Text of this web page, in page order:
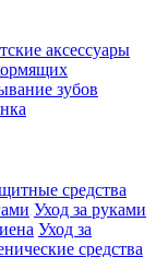
аксессуары
зубов
средства
Уход за руками
Уход за
средства